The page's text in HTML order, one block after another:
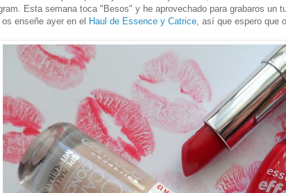
Esta semana toca "Besos" y he aprovechado para grabaros un
enseñe ayer en el Haul de Essence y Catrice , así que espero que